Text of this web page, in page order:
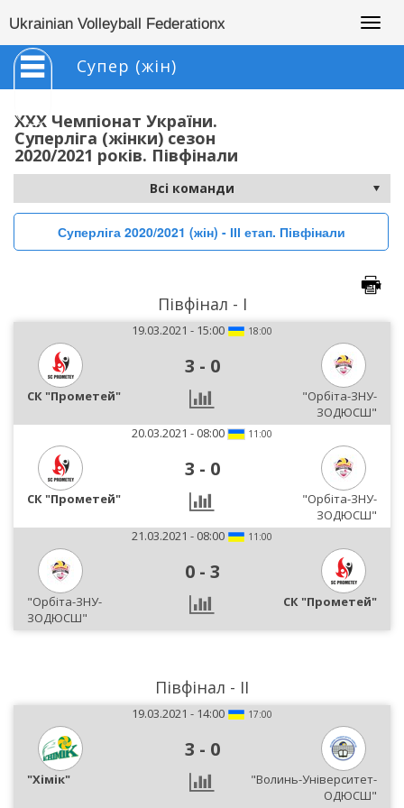
Ukrainian Volleyball Federationx
Супер (жін)
XXX Чемпіонат України.
Суперліга (жінки) сезон
2020/2021 років. Півфінали
Суперліга 2020/2021 (жін) - ІІІ етап. Півфінали
Півфінал - І
19.03.2021 - 15:00 18:00
3 - 0
СК "Прометей"
"Орбіта-ЗНУ-
ЗОДЮСШ"
20.03.2021 - 08:00
11:00
3 - 0
СК "Прометей"
"Орбіта-ЗНУ-
ЗОДЮСШ"
21.03.2021 - 08:00
11:00
0 - 3
"Орбіта-ЗНУ-
ЗОДЮСШ"
СК "Прометей"
Півфінал - ІІ
19.03.2021 - 14:00 17:00
3 - 0
"Хімік"
"Волинь-Університет-
ОДЮСШ"